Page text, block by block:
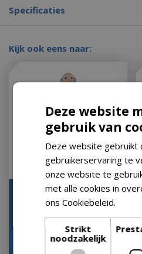
Specificaties
Kijk ook eens naar:
Langnek animatie
inclusief adapter
Deze website
gebruik van
Deze website gebruikt
gebruikerservaring te
onze website te
met alle cookies in
ons Cookiebeleid.
Strikt
noodzakelijk